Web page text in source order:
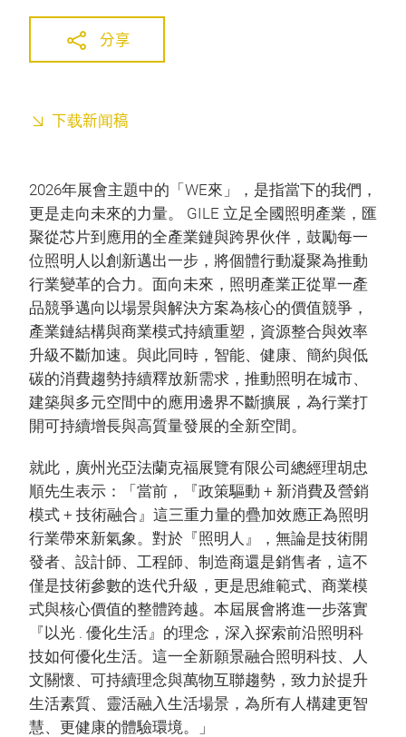
分享
下载新闻稿
2026年展會主題中的「WE來」，是指當下的我們，
更是走向未來的力量。 GILE 立足全國照明產業，匯
聚從芯片到應用的全產業鏈與跨界伙伴，鼓勵每一
位照明人以創新邁出一步，將個體行動凝聚為推動
行業變革的合力。面向未來，照明產業正從單一產
品競爭邁向以場景與解決方案為核心的價值競爭，
產業鏈結構與商業模式持續重塑，資源整合與效率
升級不斷加速。與此同時，智能、健康、簡約與低
碳的消費趨勢持續釋放新需求，推動照明在城市、
建築與多元空間中的應用邊界不斷擴展，為行業打
開可持續增長與高質量發展的全新空間。
就此，廣州光亞法蘭克福展覽有限公司總經理胡忠
順先生表示：「當前，『政策驅動 + 新消費及營銷
模式 + 技術融合』這三重力量的疊加效應正為照明
行業帶來新氣象。對於『照明人』，無論是技術開
發者、設計師、工程師、制造商還是銷售者，這不
僅是技術參數的迭代升級，更是思維範式、商業模
式與核心價值的整體跨越。本屆展會將進一步落實
『以光 . 優化生活』的理念，深入探索前沿照明科
技如何優化生活。這一全新願景融合照明科技、人
文關懷、可持續理念與萬物互聯趨勢，致力於提升
生活素質、靈活融入生活場景，為所有人構建更智
慧、更健康的體驗環境。」